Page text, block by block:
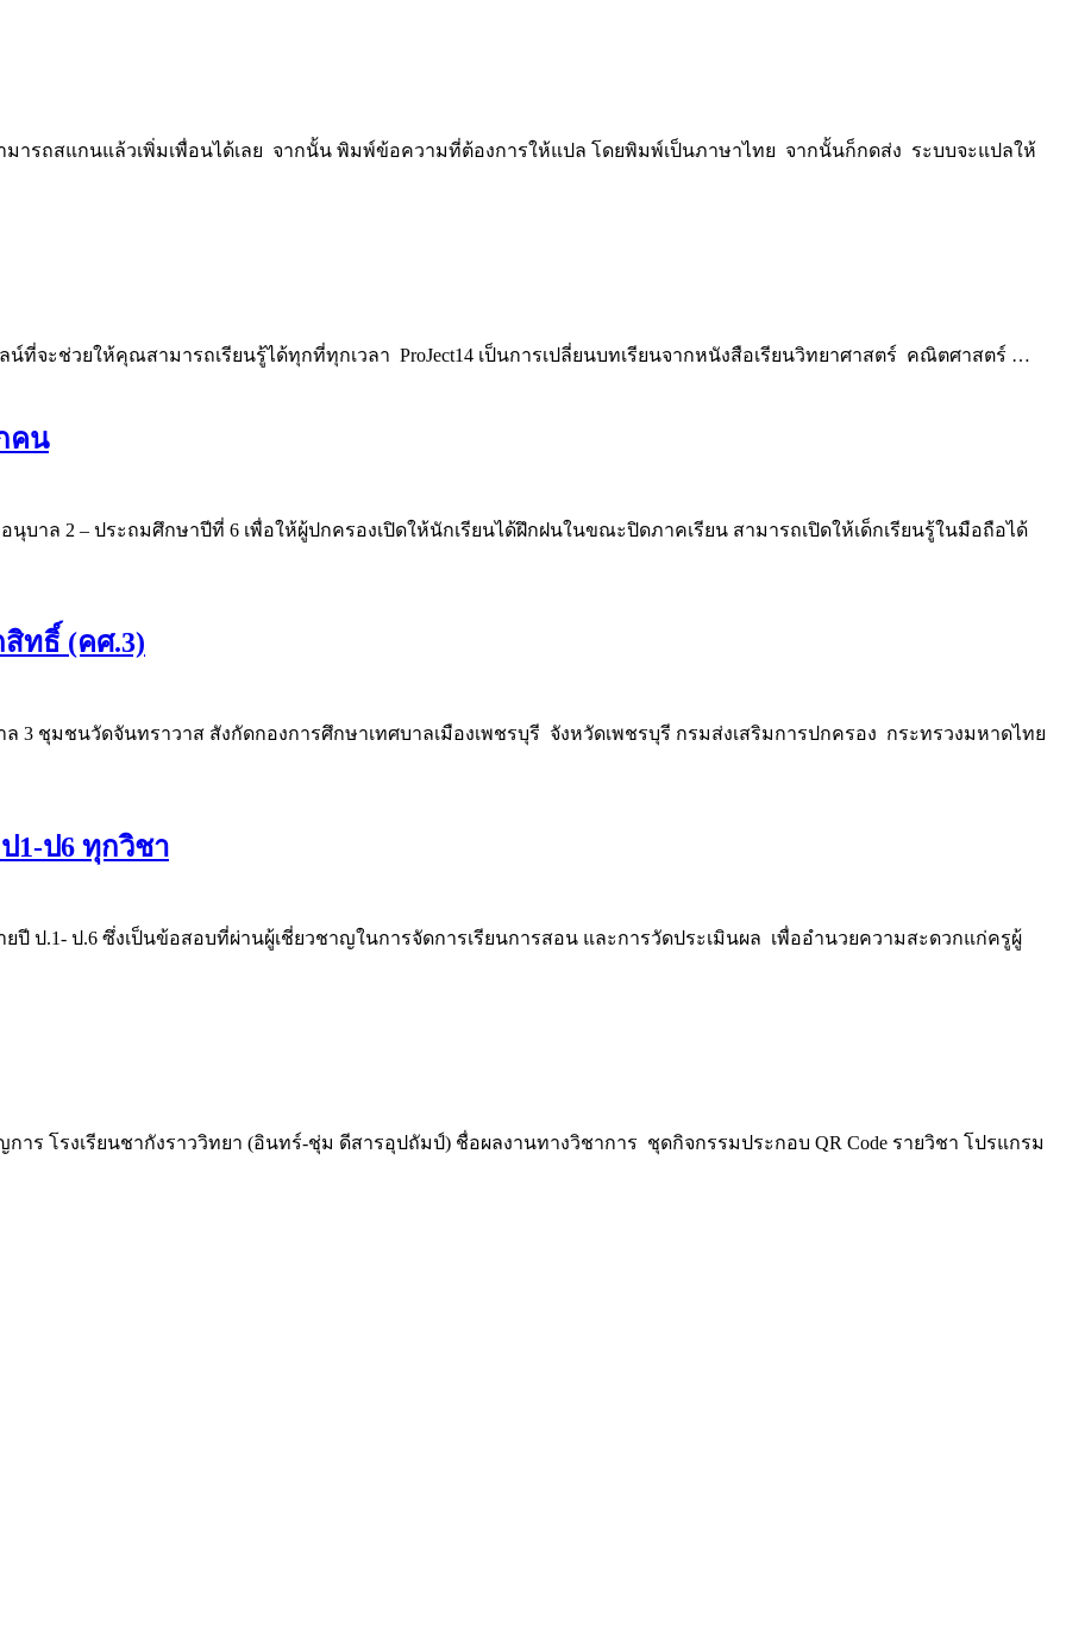
มารถสแกนแล้วเพิ่มเพื่อนได้เลย จากนั้น พิมพ์ข้อความที่ต้องการให้แปล โดยพิมพ์เป็นภาษาไทย จากนั้นก็กดส่ง ระบบจะแปลให้
น์ที่จะช่วยให้คุณสามารถเรียนรู้ได้ทุกที่ทุกเวลา ProJect14 เป็นการเปลี่ยนบทเรียนจากหนังสือเรียนวิทยาศาสตร์ คณิตศาสตร์ …
คน
นุบาล 2 – ประถมศึกษาปีที่ 6 เพื่อให้ผู้ปกครองเปิดให้นักเรียนได้ฝึกฝนในขณะปิดภาคเรียน สามารถเปิดให้เด็กเรียนรู้ในมือถือได้
ทธิ์ (คศ.3)
ชุมชนวัดจันทราวาส สังกัดกองการศึกษาเทศบาลเมืองเพชรบุรี จังหวัดเพชรบุรี กรมส่งเสริมการปกครอง กระทรวงมหาดไทย
1-ป6 ทุกวิชา
ป.1- ป.6 ซึ่งเป็นข้อสอบที่ผ่านผู้เชี่ยวชาญในการจัดการเรียนการสอน และการวัดประเมินผล เพื่ออำนวยความสะดวกแก่ครูผู้
โรงเรียนชากังราววิทยา (อินทร์-ชุ่ม ดีสารอุปถัมป์) ชื่อผลงานทางวิชาการ ชุดกิจกรรมประกอบ QR Code รายวิชา โปรแกรม